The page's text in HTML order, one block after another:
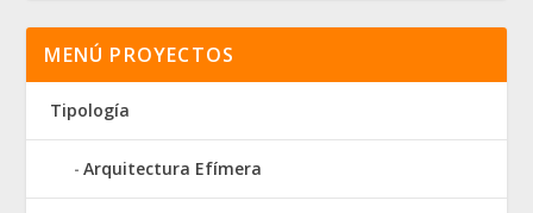
MENÚ PROYECTOS
Tipología
Arquitectura Efímera